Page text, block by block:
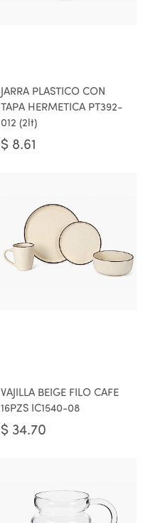
JARRA PLASTICO CON
TAPA HERMETICA PT392-
012 (2lt)
$ 8.61
VAJILLA BEIGE FILO CAFE
16PZS IC1540-08
$ 34.70